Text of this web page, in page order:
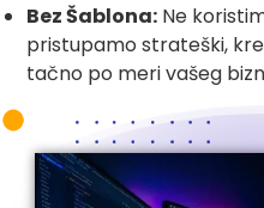
Bez Šablona: Ne
pristupamo strateški,
tačno po meri vašeg